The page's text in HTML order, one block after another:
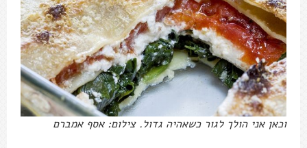
וכאן אני הולך לגור כשאהיה גדול. צילום: אסף אמברם